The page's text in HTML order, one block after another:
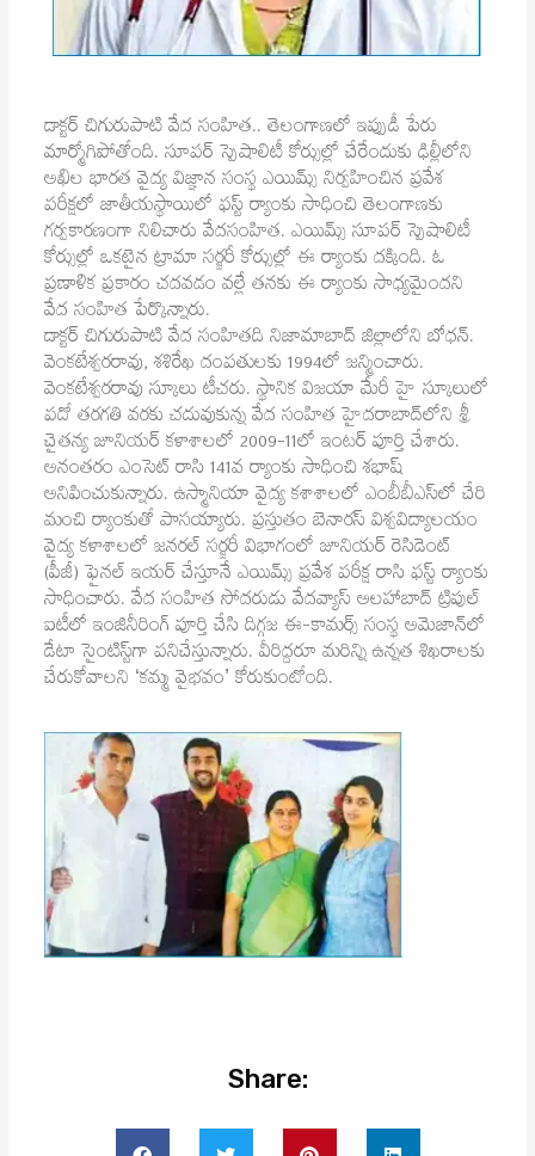
డాక్టర్ చిగురుపాటి వేద సంహిత.. తెలంగాణలో ఇప్పుడీ పేరు
మార్మోగిపోతోంది. సూపర్ స్పెషాలిటీ కోర్సుల్లో చేరేందుకు ఢిల్లీలోని
అఖిల భారత వైద్య విజ్ఞాన సంస్థ ఎయిమ్స్ నిర్వహించిన ప్రవేశ
పరీక్షలో జాతీయస్థాయిలో ఫస్ట్ ర్యాంకు సాధించి తెలంగాణకు
గర్వకారణంగా నిలిచారు వేదసంహిత. ఎయిమ్స్ సూపర్ స్పెషాలిటీ
కోర్సుల్లో ఒకటైన ట్రామా సర్జరీ కోర్సుల్లో ఈ ర్యాంకు దక్కింది. ఓ
ప్రణాళిక ప్రకారం చదవడం వల్లే తనకు ఈ ర్యాంకు సాధ్యమైందని
వేద సంహిత పేర్కొన్నారు.
డాక్టర్ చిగురుపాటి వేద సంహితది నిజామాబాద్ జిల్లాలోని బోధన్‌‌.
వెంకటేశ్వరరావు, శశిరేఖ దంపతులకు 1994లో జన్మించారు.
వెంకటేశ్వరరావు స్కూలు టీచరు. స్థానిక విజయా మేరీ హై స్కూలులో
పదో తరగతి వరకు చదువుకున్న వేద సంహిత హైదరాబాద్‌లోని శ్రీ
చైతన్య జూనియర్ కళాశాలలో 2009-11లో ఇంటర్ పూర్తి చేశారు.
అనంతరం ఎంసెట్ రాసి 141వ ర్యాంకు సాధించి శభాష్
అనిపించుకున్నారు. ఉస్మానియా వైద్య కశాశాలలో ఎంబీబీఎస్‌లో చేరి
మంచి ర్యాంకుతో పాసయ్యారు. ప్రస్తుతం బెనారస్ విశ్వవిద్యాలయం
వైద్య కళాశాలలో జనరల్ సర్జరీ విభాగంలో జూనియర్ రెసిడెంట్
(పీజీ) ఫైనల్ ఇయర్ చేస్తూనే ఎయిమ్స్ ప్రవేశ పరీక్ష రాసి ఫస్ట్ ర్యాంకు
సాధించారు. వేద సంహిత సోదరుడు వేదవ్యాస్ అలహాబాద్ ట్రిపుల్
ఐటీలో ఇంజినీరింగ్ పూర్తి చేసి దిగ్గజ ఈ-కామర్స్ సంస్థ అమెజాన్‌లో
డేటా సైంటిస్ట్‌గా పనిచేస్తున్నారు. వీరిద్దరూ మరిన్ని ఉన్నత శిఖరాలకు
చేరుకోవాలని ‘కమ్మ వైభవం’ కోరుకుంటోంది.
Share: